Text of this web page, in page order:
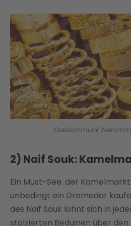
Goldschmuck
2) Naif Souk:
Ein Must-See: der
unbedingt ein Dromedar
des Naif Souk lohnt sich in
stolzierten Beduinen über